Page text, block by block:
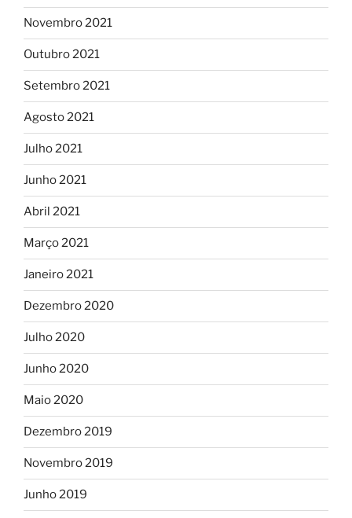
Novembro 2021
Outubro 2021
Setembro 2021
Agosto 2021
Julho 2021
Junho 2021
Abril 2021
Março 2021
Janeiro 2021
Dezembro 2020
Julho 2020
Junho 2020
Maio 2020
Dezembro 2019
Novembro 2019
Junho 2019